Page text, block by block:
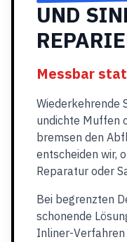
UND
Messbar
Wiederkehrende
undichte Muffen
bremsen den
entscheiden wir,
Reparatur oder
Bei begrenzten
schonende
Inliner-